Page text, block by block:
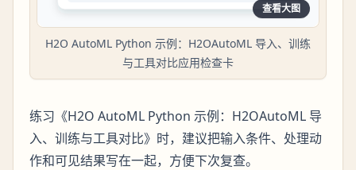
查看大图
H2O AutoML Python 示例：H2OAutoML 导入、训练
与工具对比应用检查卡
练习《H2O AutoML Python 示例：H2OAutoML 导
入、训练与工具对比》时，建议把输入条件、处理动
作和可见结果写在一起，方便下次复查。